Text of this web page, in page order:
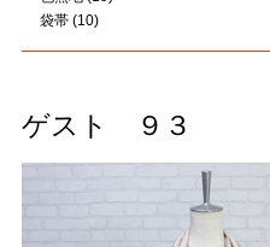
袋帯(10)
ゲスト ９３